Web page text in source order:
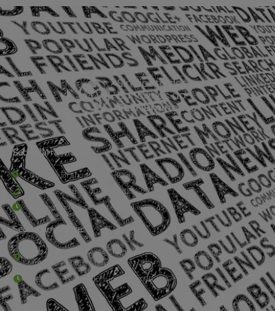
Sede Barra Mansa
Rua Rio Branco, nº107 (2º andar), Centro - Cep: 27.330-030
(24) 3323-2848 ou (24) 3323-2500
De segunda à sexta-feira , das 9h às 17h.
Sede Campestre:
Estrada Governador Chagas Freitas – 3.780 – Colônia Santo
Antônio – Barra Mansa
De terça-feira a domingo, das 9h às 17h